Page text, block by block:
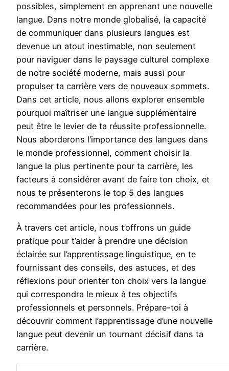
possibles, simplement en apprenant une nouvelle
langue. Dans notre monde globalisé, la capacité
de communiquer dans plusieurs langues est
devenue un atout inestimable, non seulement
pour naviguer dans le paysage culturel complexe
de notre société moderne, mais aussi pour
propulser ta carrière vers de nouveaux sommets.
Dans cet article, nous allons explorer ensemble
pourquoi maîtriser une langue supplémentaire
peut être le levier de ta réussite professionnelle.
Nous aborderons l’importance des langues dans
le monde professionnel, comment choisir la
langue la plus pertinente pour ta carrière, les
facteurs à considérer avant de faire ton choix, et
nous te présenterons le top 5 des langues
recommandées pour les professionnels.
À travers cet article, nous t’offrons un guide
pratique pour t’aider à prendre une décision
éclairée sur l’apprentissage linguistique, en te
fournissant des conseils, des astuces, et des
réflexions pour orienter ton choix vers la langue
qui correspondra le mieux à tes objectifs
professionnels et personnels. Prépare-toi à
découvrir comment l’apprentissage d’une nouvelle
langue peut devenir un tournant décisif dans ta
carrière.